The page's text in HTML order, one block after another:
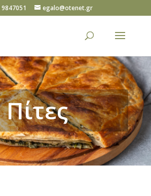
9847051 egalo@otenet.gr
Πίτες